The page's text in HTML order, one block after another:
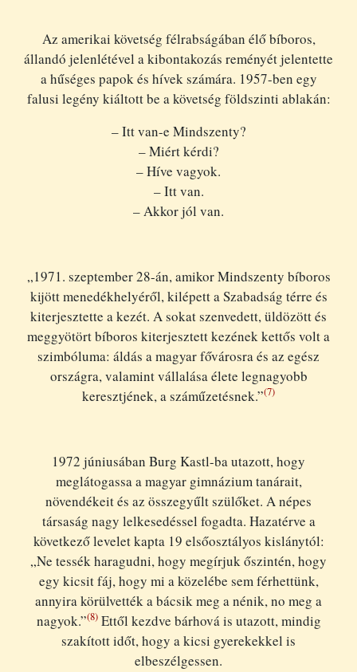
Az amerikai követség félrabságában élő bíboros,
állandó jelenlétével a kibontakozás reményét jelentette
a hűséges papok és hívek számára. 1957-ben egy
falusi legény kiáltott be a követség földszinti ablakán:
– Itt van-e Mindszenty?
– Miért kérdi?
– Híve vagyok.
– Itt van.
– Akkor jól van.
„1971. szeptember 28-án, amikor Mindszenty bíboros
kijött menedékhelyéről, kilépett a Szabadság térre és
kiterjesztette a kezét. A sokat szenvedett, üldözött és
meggyötört bíboros kiterjesztett kezének kettős volt a
szimbóluma: áldás a magyar fővárosra és az egész
országra, valamint vállalása élete legnagyobb
keresztjének, a száműzetésnek.”(7)
1972 júniusában Burg Kastl-ba utazott, hogy
meglátogassa a magyar gimnázium tanárait,
növendékeit és az összegyűlt szülőket. A népes
társaság nagy lelkesedéssel fogadta. Hazatérve a
következő levelet kapta 19 elsőosztályos kislánytól:
„Ne tessék haragudni, hogy megírjuk őszintén, hogy
egy kicsit fáj, hogy mi a közelébe sem férhettünk,
annyira körülvették a bácsik meg a nénik, no meg a
nagyok.”(8)Ettől kezdve bárhová is utazott, mindig
szakított időt, hogy a kicsi gyerekekkel is
elbeszélgessen.